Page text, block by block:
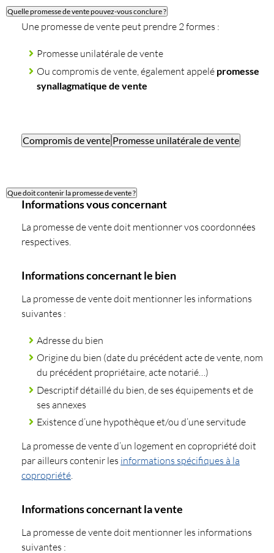
Quelle promesse de vente pouvez-vous conclure ?
Une promesse de vente peut prendre 2 formes :
Promesse unilatérale de vente
Ou compromis de vente, également appelé promesse
synallagmatique de vente
Compromis de vente Promesse unilatérale de vente
Que doit contenir la promesse de vente ?
Informations vous concernant
La promesse de vente doit mentionner vos coordonnées
respectives.
Informations concernant le bien
La promesse de vente doit mentionner les informations
suivantes :
Adresse du bien
Origine du bien (date du précédent acte de vente, nom
du précédent propriétaire, acte notarié…)
Descriptif détaillé du bien, de ses équipements et de
ses annexes
Existence d’une hypothèque et/ou d’une servitude
La promesse de vente d’un logement en copropriété doit
par ailleurs contenir les informations spécifiques à la
copropriété
Informations concernant la vente
La promesse de vente doit mentionner les informations
suivantes :